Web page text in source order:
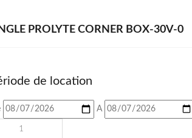
PROLYTE CORNER BOX-30V-0
de location
A